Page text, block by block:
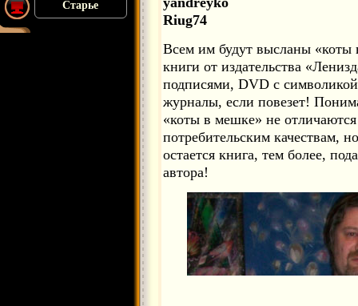
Старье
Riug74
Всем им будут высланы «коты
книги от издательства
подписями, DVD с
журналы, если повезет!
«коты в мешке» не
потребительским качествам,
остается книга, тем более,
автора!